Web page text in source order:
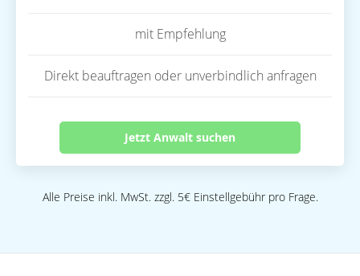
mit Empfehlung
Direkt beauftragen oder unverbindlich anfragen
Jetzt Anwalt suchen
Alle Preise inkl. MwSt. zzgl. 5€ Einstellgebühr pro Frage.